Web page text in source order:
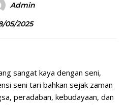
Admin
05/2025
sangat kaya dengan seni,
seni tari bahkan sejak zaman
peradaban, kebudayaan, dan